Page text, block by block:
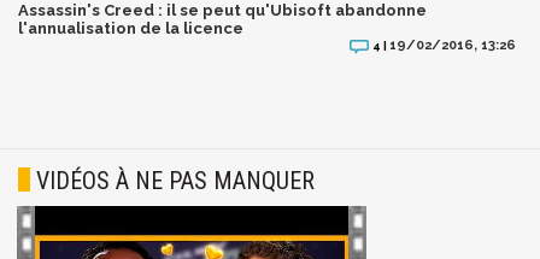
Assassin's Creed : il se peut qu'Ubisoft abandonne
l'annualisation de la licence
4 | 19/02/2016, 13:26
VIDÉOS À NE PAS MANQUER